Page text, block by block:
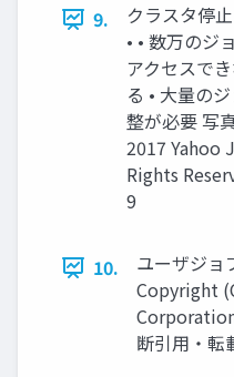
9.
クラスタ停
• • 数万のジ
アクセスで
る • 大量の
整が必要 写
2017 Yahoo
Rights
9
10.
ユーザジョ
Copyright
断引用・転